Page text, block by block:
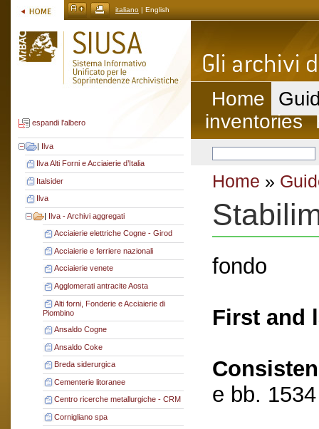
italiano | English
espandi l'albero
| Ilva
Ilva Alti Forni e Acciaierie d’Italia
Italsider
Ilva
| Ilva - Archivi aggregati
Acciaierie elettriche Cogne - Girod
Acciaierie e ferriere nazionali
Acciaierie venete
Agglomerati antracite Aosta
Alti forni, Fonderie e Acciaierie di
Piombino
Ansaldo Cogne
Ansaldo Coke
Breda siderurgica
Cementerie litoranee
Centro ricerche metallurgiche - CRM
Cornigliano spa
Home
inventories
Home »
fondo
First and
e bb. 1534